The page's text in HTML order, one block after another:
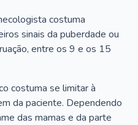
costuma
sinais da puberdade ou
entre os 9 e os 15
costuma se limitar à
da paciente. Dependendo
das mamas e da parte